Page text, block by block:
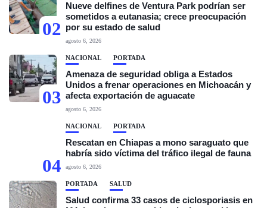
02
Nueve delfines de Ventura Park podrían ser
sometidos a eutanasia; crece preocupación
por su estado de salud
agosto 6, 2026
03
NACIONAL PORTADA
Amenaza de seguridad obliga a Estados
Unidos a frenar operaciones en Michoacán y
afecta exportación de aguacate
agosto 6, 2026
04
NACIONAL PORTADA
Rescatan en Chiapas a mono saraguato que
habría sido víctima del tráfico ilegal de fauna
agosto 6, 2026
PORTADA SALUD
Salud confirma 33 casos de ciclosporiasis en